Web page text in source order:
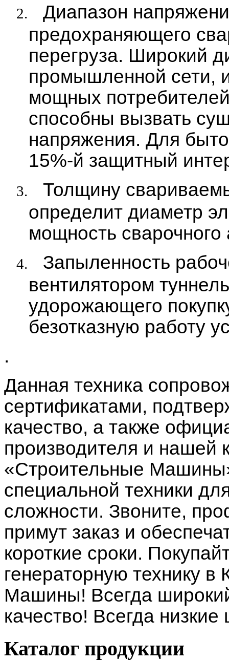
2.
Диапазон
предохраняющего
перегруза. Широкий
промышленной сети,
мощных
способны вызвать
напряжения. Для
15%-й защитный
3.
Толщину
определит диаметр
мощность сварочного
4.
Запыленность
вентилятором
удорожающего
безотказную работу
.
Данная техника
сертификатами,
качество, а также
производителя и нашей
«Строительные
специальной техники
сложности. Звоните,
примут заказ и
короткие сроки.
генераторную технику
Машины! Всегда
качество! Всегда
Каталог продукции